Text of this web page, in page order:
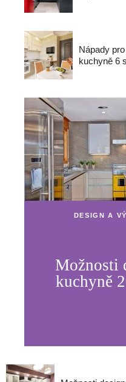
Nápady
kuchyně 6
DESIGN A
Možnosti
kuchyně